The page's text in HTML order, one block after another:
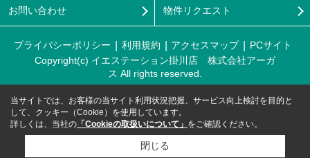
お問い合わせ 物件リクエスト
プライバシーポリシー 利用規約 アクセスマップ
PCサイト
Copyright(c) イエステーション掛川店 株式会社アーガ
ス All rights reserved.
当サイトでは、お客様の当サイト利用状況把握、サービス向上検討を目的と
して、クッキー（Cookie）を使用しています。
詳しくは、当社の 「Cookieの取扱いについて」 をご確認ください。
閉じる